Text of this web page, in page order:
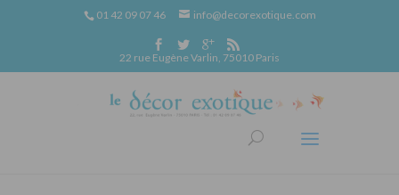
01 42 09 07 46 info@decorexotique.com
22 rue Eugène Varlin, 75010 Paris